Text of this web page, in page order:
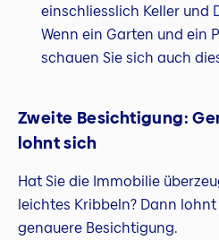
einschliesslich Keller und
Wenn ein Garten und ein
schauen Sie sich auch
Zweite Besichtigung:
lohnt sich
Hat Sie die Immobilie
leichtes Kribbeln? Dann
genauere Besichtigung.